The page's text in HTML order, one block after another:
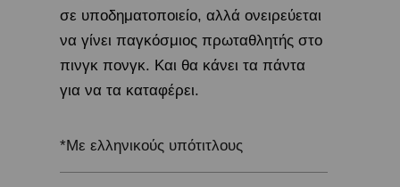
σε υποδηματοποιείο, αλλά ονειρεύεται
να γίνει παγκόσμιος πρωταθλητής στο
πινγκ πονγκ. Και θα κάνει τα πάντα
για να τα καταφέρει.
*Με ελληνικούς υπότιτλους